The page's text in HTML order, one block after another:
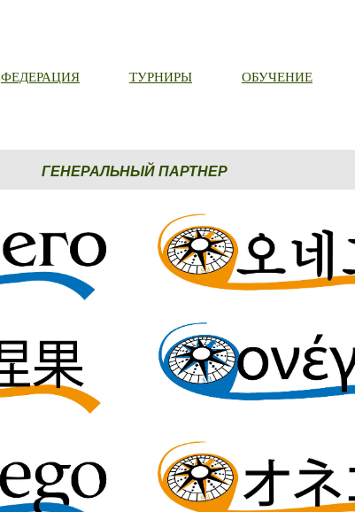
ФЕДЕРАЦИЯ ТУРНИРЫ ОБУЧЕНИЕ
ГЕНЕРАЛЬНЫЙ ПАРТНЕР